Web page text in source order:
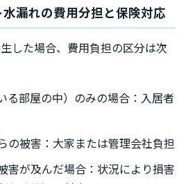
漏れの費用分担と保険対応
した場合、費用負担の区分は次
る部屋の中）のみの場合：入居者
の被害：大家または管理会社負担
害が及んだ場合：状況により損害